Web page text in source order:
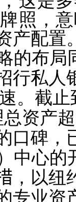
照，
产配置
的布局
行私人
。截止
资产
口碑，
中心的
，以
专业资